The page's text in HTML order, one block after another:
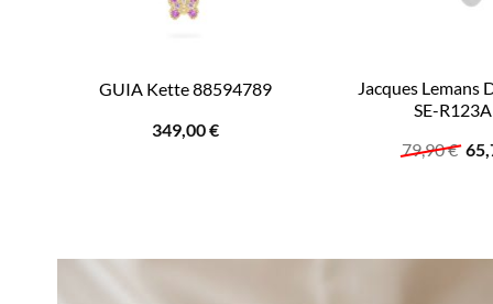
GUIA Kette 88594789
349,00€
Jacques Lemans
SE-
79,90€